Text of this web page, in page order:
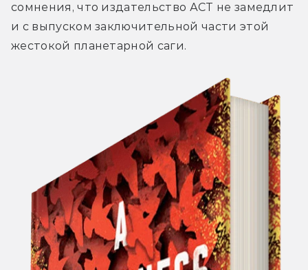
сомнения, что издательство АСТ не замедлит
и с выпуском заключительной части этой
жестокой планетарной саги.